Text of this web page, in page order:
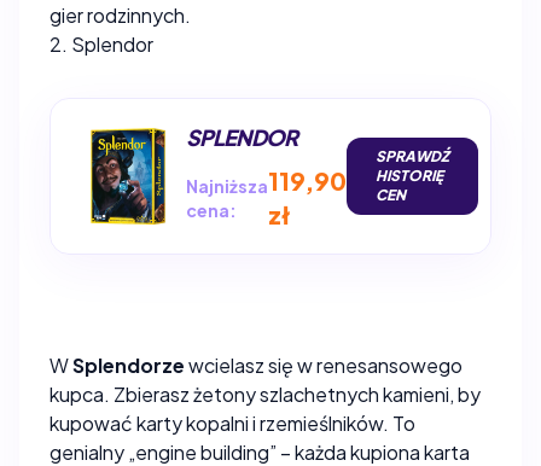
gier rodzinnych.
2. Splendor
SPLENDOR
Najniższa
cena:
119,90
zł
SPRAWDŹ
HISTORIĘ
CEN
WSplendorzewcielasz się w renesansowego
kupca. Zbierasz żetony szlachetnych kamieni, by
kupować karty kopalni i rzemieślników. To
genialny „engine building” – każda kupiona karta